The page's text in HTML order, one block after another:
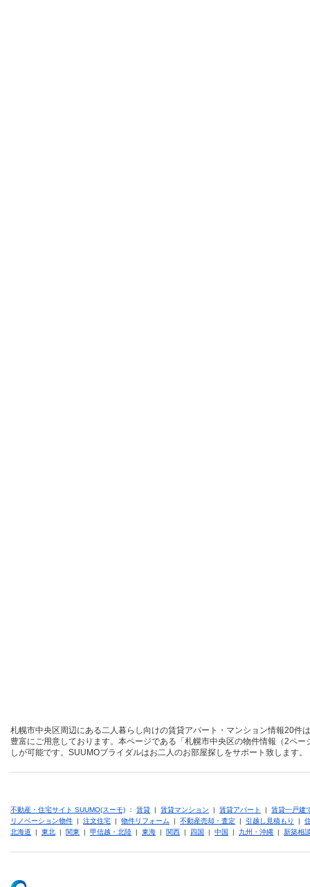
札幌市中央区周辺にある二人暮らし向けの賃貸アパート・マンション情報20
豊富にご用意しております。本ページである「札幌市中央区の物件情報（2ペ
しが可能です。SUUMOブライダルはお二人のお部屋探しをサポート致します。
不動産・住宅サイト SUUMO(スーモ) ： 賃貸 | 賃貸マンション | 賃貸アパート | 賃貸一戸建
リノベーション物件 | 注文住宅 | 物件リフォーム | 不動産売却・査定 | 引越し見積もり |
北海道 | 東北 | 関東 | 甲信越・北陸 | 東海 | 関西 | 四国 | 中国 | 九州・沖縄 | 新築相